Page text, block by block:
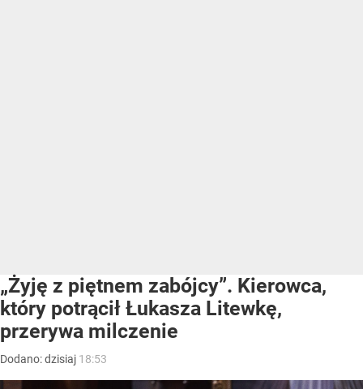
„Żyję z piętnem zabójcy”. Kierowca,
który potrącił Łukasza Litewkę,
przerywa milczenie
Dodano:dzisiaj 18:53